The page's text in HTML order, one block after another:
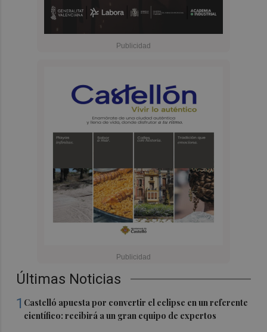
Últimas Noticias
1 Castelló apuesta por convertir el eclipse en un referente
científico: recibirá a un gran equipo de expertos